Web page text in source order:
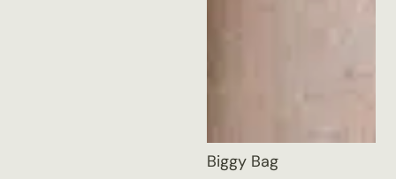
Biggy Bag